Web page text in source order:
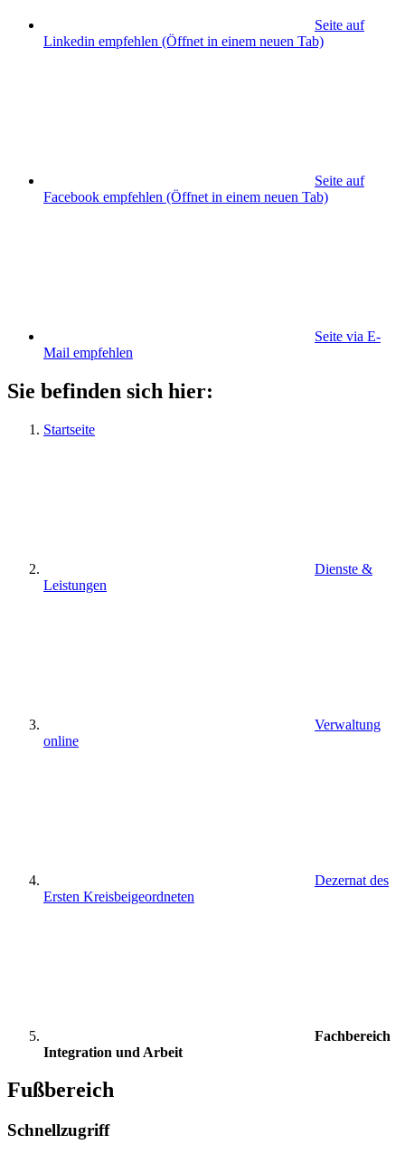
Seite auf
Linkedin empfehlen (Öffnet in einem neuen Tab)
Seite auf
Facebook empfehlen (Öffnet in einem neuen Tab)
Seite via E-
Mail empfehlen
Sie befinden sich hier:
Startseite
Dienste &
Leistungen
Verwaltung
online
Dezernat des
Ersten Kreisbeigeordneten
Fachbereich
Integration und Arbeit
Fußbereich
Schnellzugriff